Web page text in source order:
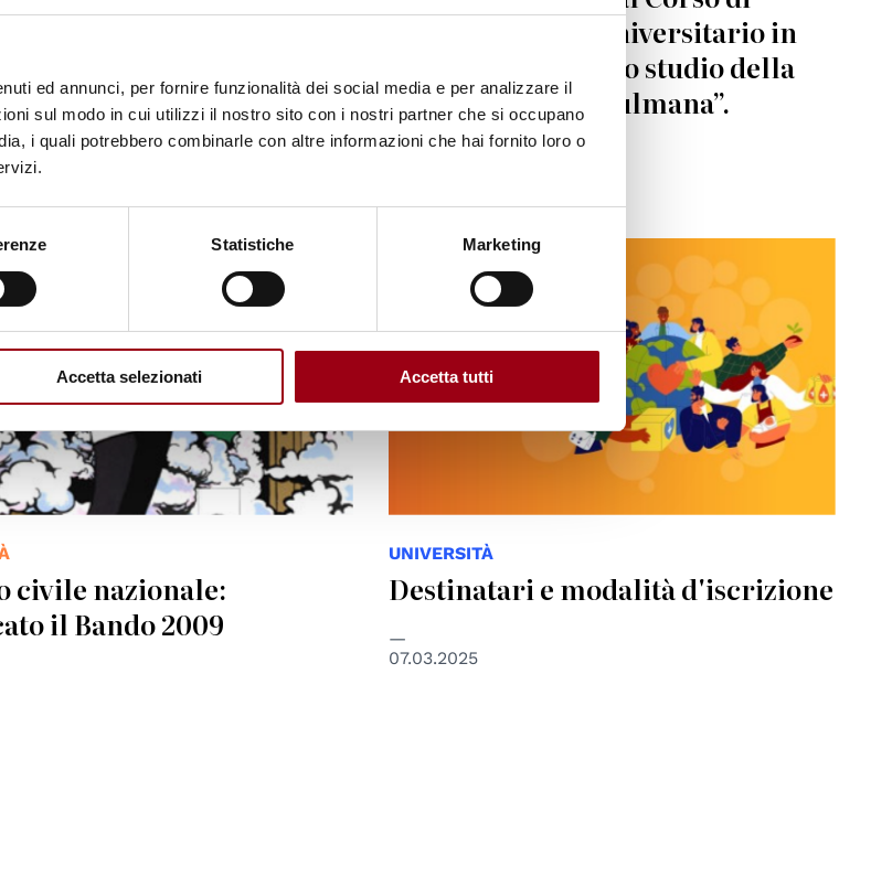
ed annunci, per fornire funzionalità dei social media e per analizzare il
sul modo in cui utilizzi il nostro sito con i nostri partner che si occupano
i quali potrebbero combinarle con altre informazioni che hai fornito loro o
Statistiche Marketing
Accetta selezionati Accetta tutti
aggiornamento universitario in
“Fondamenti per lo studio della
civiltà arabo-musulmana”.
Civile - Università di Padova
civile nazionale:
il Bando 2009
UNIVERSITÀ
Destinatari e modalità d'iscrizione
07.03.2025